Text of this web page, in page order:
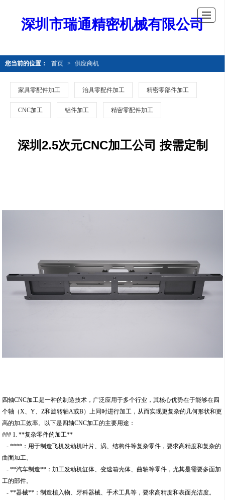
深圳市瑞通精密机械有限公司
您当前的位置： 首页 > 供应商机
家具零配件加工 治具零配件加工 精密零部件加工
CNC加工 铝件加工 精密零配件加工
深圳2.5次元CNC加工公司 按需定制
四轴CNC加工是一种的制造技术，广泛应用于多个行业，其核心优势在于能够在四
个轴（X、Y、Z和旋转轴A或B）上同时进行加工，从而实现更复杂的几何形状和更
高的加工效率。以下是四轴CNC加工的主要用途：
### 1. **复杂零件的加工**
- ****：用于制造飞机发动机叶片、涡、结构件等复杂零件，要求高精度和复杂的
曲面加工。
- **汽车制造**：加工发动机缸体、变速箱壳体、曲轴等零件，尤其是需要多面加
工的部件。
- **器械**：制造植入物、牙科器械、手术工具等，要求高精度和表面光洁度。